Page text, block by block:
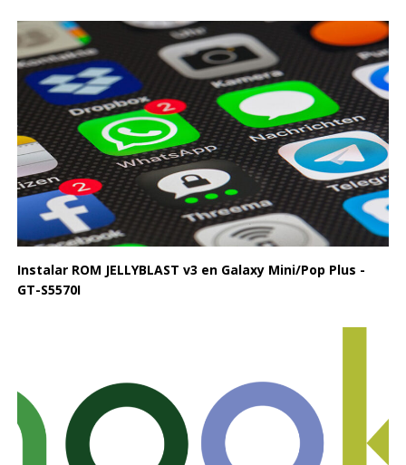
Instalar ROM JELLYBLAST v3 en Galaxy Mini/Pop Plus -
GT-S5570I